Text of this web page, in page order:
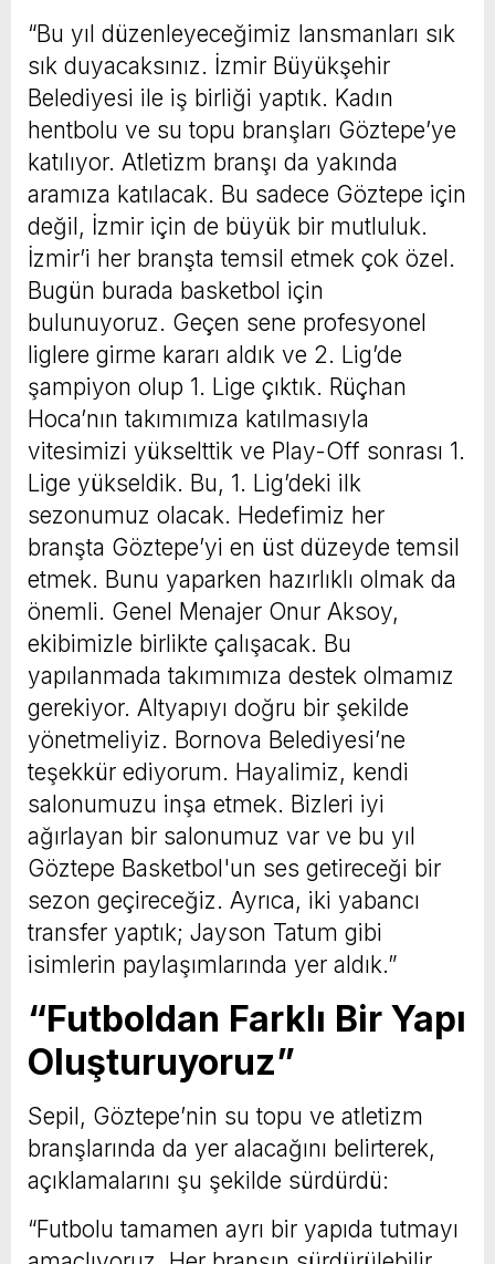
“Bu yıl düzenleyeceğimiz lansmanları sık
sık duyacaksınız. İzmir Büyükşehir
Belediyesi ile iş birliği yaptık. Kadın
hentbolu ve su topu branşları Göztepe’ye
katılıyor. Atletizm branşı da yakında
aramıza katılacak. Bu sadece Göztepe için
değil, İzmir için de büyük bir mutluluk.
İzmir’i her branşta temsil etmek çok özel.
Bugün burada basketbol için
bulunuyoruz. Geçen sene profesyonel
liglere girme kararı aldık ve 2. Lig’de
şampiyon olup 1. Lige çıktık. Rüçhan
Hoca’nın takımımıza katılmasıyla
vitesimizi yükselttik ve Play-Off sonrası 1.
Lige yükseldik. Bu, 1. Lig’deki ilk
sezonumuz olacak. Hedefimiz her
branşta Göztepe’yi en üst düzeyde temsil
etmek. Bunu yaparken hazırlıklı olmak da
önemli. Genel Menajer Onur Aksoy,
ekibimizle birlikte çalışacak. Bu
yapılanmada takımımıza destek olmamız
gerekiyor. Altyapıyı doğru bir şekilde
yönetmeliyiz. Bornova Belediyesi’ne
teşekkür ediyorum. Hayalimiz, kendi
salonumuzu inşa etmek. Bizleri iyi
ağırlayan bir salonumuz var ve bu yıl
Göztepe Basketbol'un ses getireceği bir
sezon geçireceğiz. Ayrıca, iki yabancı
transfer yaptık; Jayson Tatum gibi
isimlerin paylaşımlarında yer aldık.”
“Futboldan Farklı Bir Yapı
Oluşturuyoruz”
Sepil, Göztepe’nin su topu ve atletizm
branşlarında da yer alacağını belirterek,
açıklamalarını şu şekilde sürdürdü:
“Futbolu tamamen ayrı bir yapıda tutmayı